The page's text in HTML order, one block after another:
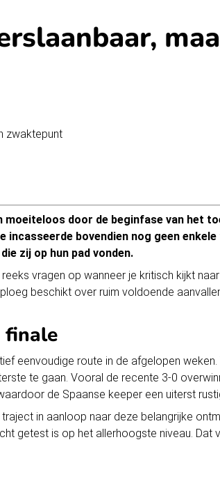
moeiteloos door de beginfase van
incasseerde bovendien nog geen
zij op hun pad vonden.
vragen op wanneer je kritisch kijkt
beschikt over ruim voldoende
finale
eenvoudige route in de afgelopen weken.
te gaan. Vooral de recente 3-0
de Spaanse keeper een uiterst
in aanloop naar deze belangrijke
getest is op het allerhoogste niveau.